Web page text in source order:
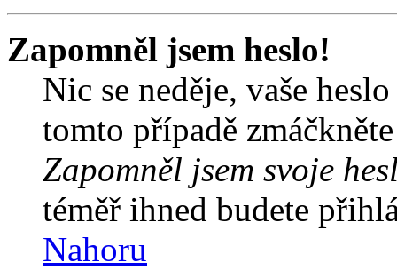
Zapomněl jsem heslo!
Nic se neděje, vaše
tomto případě
Zapomněl jsem svoje
téměř ihned budete
Nahoru